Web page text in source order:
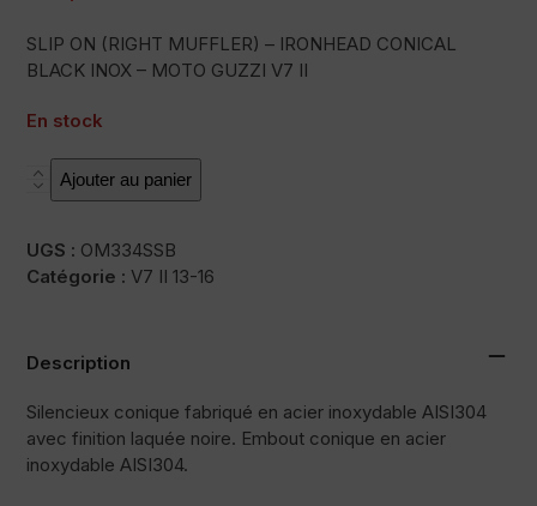
SLIP ON (RIGHT MUFFLER) – IRONHEAD CONICAL
BLACK INOX – MOTO GUZZI V7 II
En stock
quantitéAjouter au panier
UGS : OM334SSB
Catégorie :V7 II 13-16
Description
Silencieux conique fabriqué en acier inoxydable AISI304
avec finition laquée noire. Embout conique en acier
inoxydable AISI304.